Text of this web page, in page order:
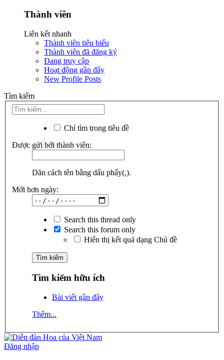
Thành viên
Liên kết nhanh
Thành viên tiêu biểu
Thành viên đã đăng ký
Đang truy cập
Hoạt động gần đây
New Profile Posts
Tìm kiếm
Chỉ tìm trong tiêu đề
Được gửi bởi thành viên:
Dãn cách tên bằng dấu phẩy(,).
Mới hơn ngày:
Search this thread only
Search this forum only
Hiển thị kết quả dạng Chủ đề
Tìm kiếm hữu ích
Bài viết gần đây
Thêm...
Đăng nhập